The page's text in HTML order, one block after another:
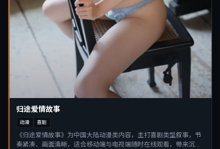
归途爱情故事
动漫 喜剧
《归途爱情故事》为中国大陆动漫类内容，主打喜剧类型叙事，节
奏紧凑、画面清晰，适合移动端与电视端随时在线观看，带来沉浸